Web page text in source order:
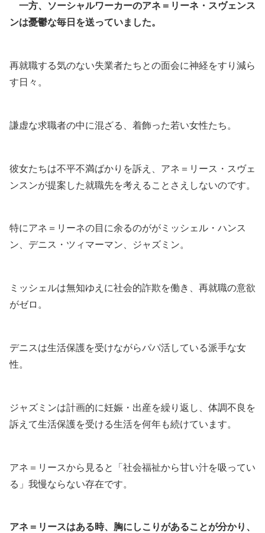
一方、ソーシャルワーカーのアネ＝リーネ・スヴェンス
ンは憂鬱な毎日を送っていました。
再就職する気のない失業者たちとの面会に神経をすり減ら
す日々。
謙虚な求職者の中に混ざる、着飾った若い女性たち。
彼女たちは不平不満ばかりを訴え、アネ＝リース・スヴェ
ンスンが提案した就職先を考えることさえしないのです。
特にアネ＝リーネの目に余るのががミッシェル・ハンス
ン、デニス・ツィマーマン、ジャズミン。
ミッシェルは無知ゆえに社会的詐欺を働き、再就職の意欲
がゼロ。
デニスは生活保護を受けながらパパ活している派手な女
性。
ジャズミンは計画的に妊娠・出産を繰り返し、体調不良を
訴えて生活保護を受ける生活を何年も続けています。
アネ＝リースから見ると「社会福祉から甘い汁を吸ってい
る」我慢ならない存在です。
アネ＝リースはある時、胸にしこりがあることが分かり、